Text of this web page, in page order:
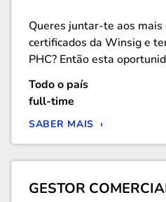
Queres juntar-te aos mais
certificados da Winsig e
PHC? Então esta
Todo o país
full-time
SABER MAIS ›
GESTOR